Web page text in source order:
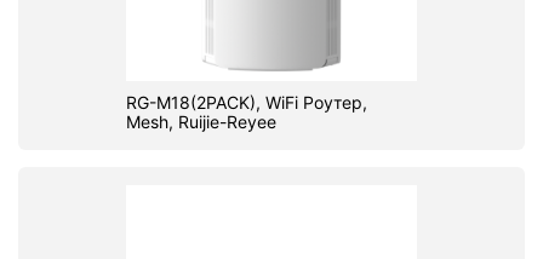
RG-M18(2PACK), WiFi Роутер,
Mesh, Ruijie-Reyee